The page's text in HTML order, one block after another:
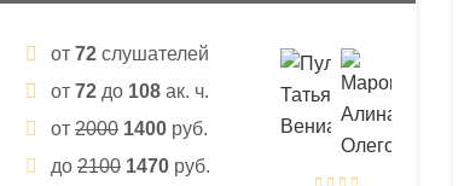
от 72 слушателей
от 72 до 108 ак. ч.
от 2000 1400 руб.
до 2100 1470 руб.